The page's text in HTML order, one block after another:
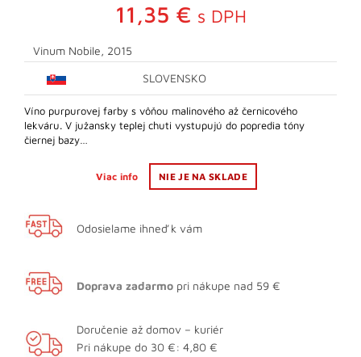
11,35 € s DPH
Vinum Nobile, 2015
SLOVENSKO
Víno purpurovej farby s vôňou malinového až černicového
lekváru. V južansky teplej chuti vystupujú do popredia tóny
čiernej bazy…
Viac info NIE JE NA SKLADE
Odosielame ihneď k vám
Doprava zadarmo pri nákupe nad 59 €
Doručenie až domov – kuriér
Pri nákupe do 30 €: 4,80 €